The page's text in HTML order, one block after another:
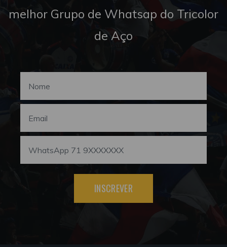
melhor Grupo de Whatsap do Tricolor
de Aço
INSCREVER